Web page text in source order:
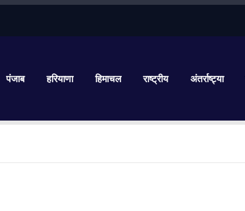
पंजाब हरियाणा हिमाचल राष्ट्रीय अंतर्राष्ट्या